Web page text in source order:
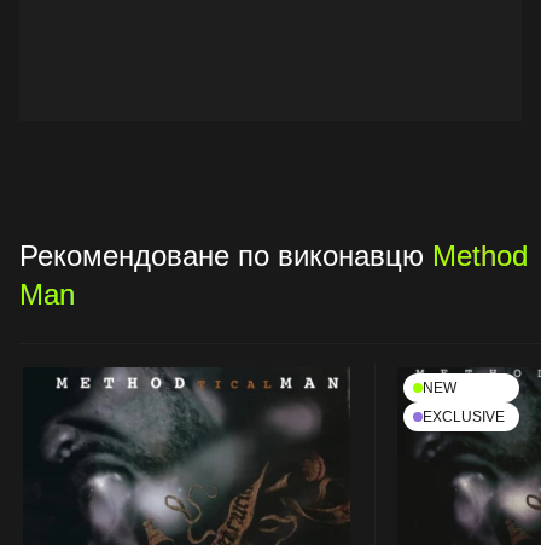
Рекомендоване по виконавцю Method
Man
NEW
EXCLUSIVE